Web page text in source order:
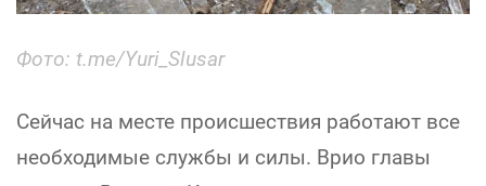
Фото: t.me/Yuri_Slusar
Сейчас на месте происшествия работают все
необходимые службы и силы. Врио главы